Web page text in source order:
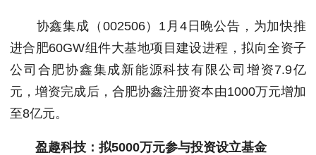
协鑫集成（002506）1月4日晚公告，为加快推
进合肥60GW组件大基地项目建设进程，拟向全资子
公司合肥协鑫集成新能源科技有限公司增资7.9亿
元，增资完成后，合肥协鑫注册资本由1000万元增加
至8亿元。
盈趣科技：拟5000万元参与投资设立基金